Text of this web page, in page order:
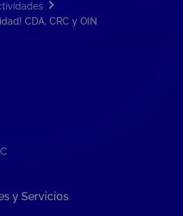
CDA, CRC y OIN
y Servicios